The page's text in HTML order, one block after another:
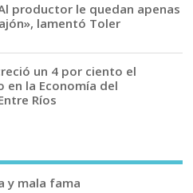
productor le quedan apenas
lamentó Toler
un 4 por ciento el
la Economía del
Ríos
y mala fama